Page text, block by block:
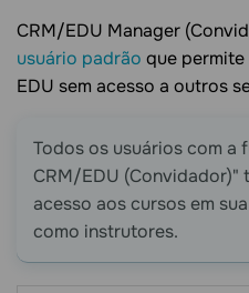
CRM/EDU Manager
usuário padrão que
EDU sem acesso a outros
Todos os usuários com a
CRM/EDU (Convidador)"
acesso aos cursos em
como instrutores.